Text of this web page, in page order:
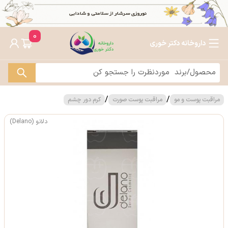
داروخانه دکتر خوری
0
مراقبت پوست و مو / مراقبت پوست صورت / کرم دور چشم
دلانو (Delano)